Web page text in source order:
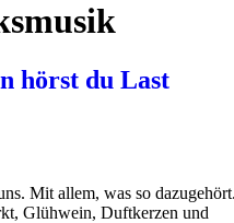
hörst du Last
Mit allem, was so
Glühwein, Duftkerzen und